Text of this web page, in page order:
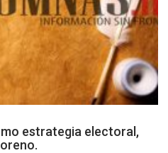
estrategia electoral,